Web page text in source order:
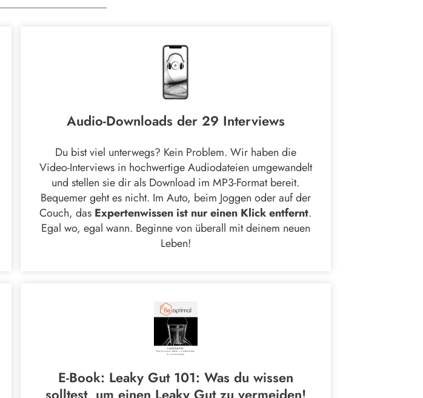
Audio-Downloads der 29 Interviews
Du bist viel unterwegs? Kein Problem. Wir haben die
Video-Interviews in hochwertige Audiodateien umgewandelt
und stellen sie dir als Download im MP3-Format bereit.
Bequemer geht es nicht. Im Auto, beim Joggen oder auf der
Couch, das Expertenwissen ist nur einen Klick entfernt.
Egal wo, egal wann. Beginne von überall mit deinem neuen
Leben!
E-Book: Leaky Gut 101: Was du wissen